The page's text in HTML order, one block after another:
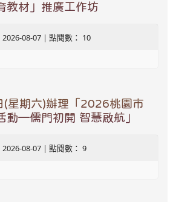
教材」推廣工作坊
2026-08-07 | 點閱數： 10
星期六)辦理「2026桃園市
動—儒門初開 智慧啟航」
2026-08-07 | 點閱數： 9